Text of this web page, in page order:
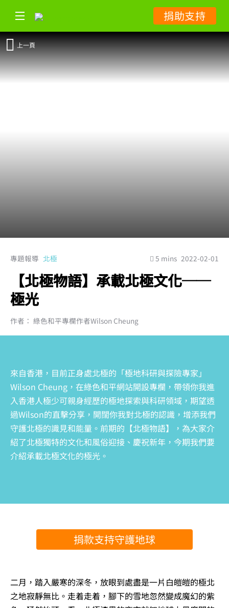
捐助支持
上一頁
專題報導 北極 5 mins 2022-02-01
【北極物語】承載北極文化──
極光
作者： 綠色和平專欄作者Wilson Cheung
來自香港，目前正身處北極的「極地科研與探險專家」
Wilson Cheung，在綠色和平網站開設專欄，帶領你我進
入香港人極少可親身經歷的極地探索與科研領域，期望透
過Wilson的直擊分享，開闊你我對北極的認識，增添我們
守護北極的識見和能量。前期的【北極物語】，為大家介
紹了北極獨特的文化和風俗迎接、慶祝新年，今期我們要
介紹承載北極文化的極光。
捐款支持守護地球
二月，踏入嚴寒的深冬，放眼到處盡是一片白皚皚的極北
之地寂靜無比。走着走着，腳下的雪地忽然變成魔幻的紫